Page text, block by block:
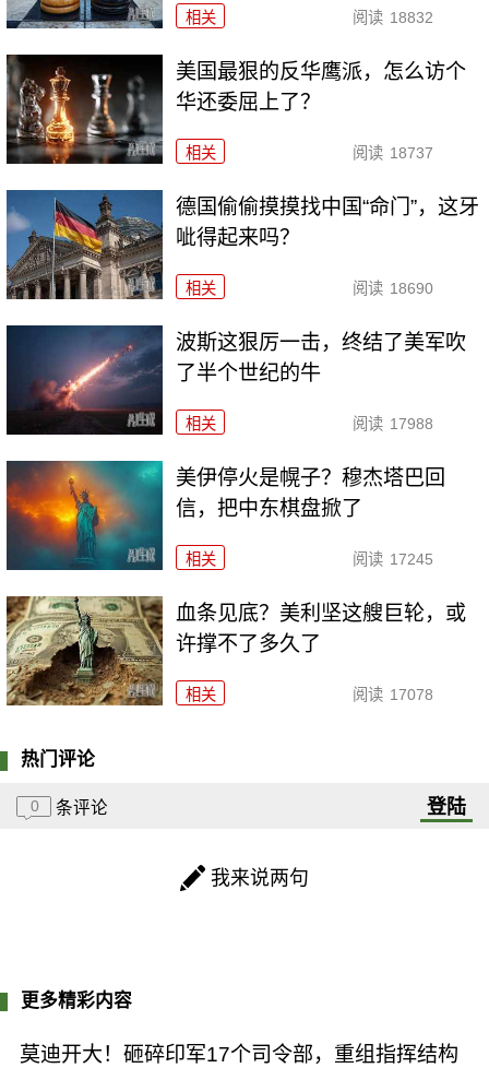
相关 阅读 18832
美国最狠的反华鹰派，怎么访个
华还委屈上了？
相关 阅读 18737
德国偷偷摸摸找中国“命门”，这牙
呲得起来吗？
相关 阅读 18690
波斯这狠厉一击，终结了美军吹
了半个世纪的牛
相关 阅读 17988
美伊停火是幌子？穆杰塔巴回
信，把中东棋盘掀了
相关 阅读 17245
血条见底？美利坚这艘巨轮，或
许撑不了多久了
相关 阅读 17078
热门评论
0 条评论 登陆
我来说两句
更多精彩内容
莫迪开大！砸碎印军17个司令部，重组指挥结构